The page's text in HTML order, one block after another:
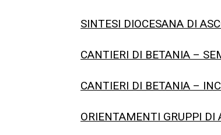
SINTESI DIOCESANA DI
CANTIERI DI BETANIA –
CANTIERI DI BETANIA –
ORIENTAMENTI GRUPPI DI